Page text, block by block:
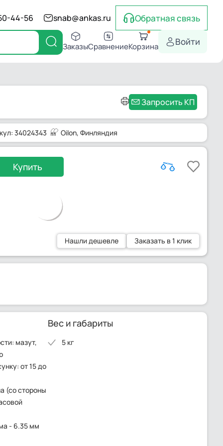
44-56 snab@ankas.ru Обратная связь
ЗаказыСравнениеКорзина Войти
Запросить КП
34024343 Oilon, Финляндия
Купить
Нашли дешевле Заказать в 1 клик
мазут,
от 15 до
(со стороны
- 6.35 мм
Вес и габариты
5 кг